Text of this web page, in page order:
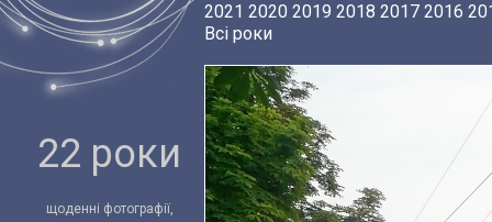
22 роки
щоденні фотографії,
2021 2020 2019 2018 2017 2016
Всі роки